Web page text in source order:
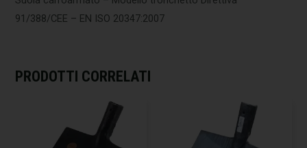
91/388/CEE – EN ISO 20347:2007
PRODOTTI CORRELATI